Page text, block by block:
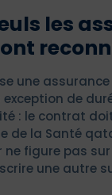
les
une
de
: le contrat
de la Santé
figure pas sur
une autre